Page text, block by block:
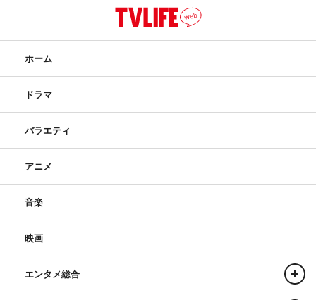
ホーム
ドラマ
バラエティ
アニメ
音楽
映画
エンタメ総合